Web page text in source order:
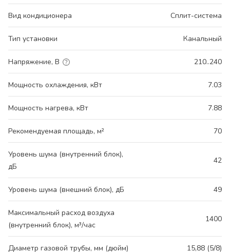
Вид кондиционера Сплит-система
Тип установки Канальный
Напряжение, В 210..240
Мощность охлаждения, кВт 7.03
Мощность нагрева, кВт 7.88
Рекомендуемая площадь, м² 70
Уровень шума (внутренний блок),
дБ
42
Уровень шума (внешний блок), дБ 49
Максимальный расход воздуха
(внутренний блок), м³/час
1400
Диаметр газовой трубы, мм (дюйм) 15,88 (5/8)